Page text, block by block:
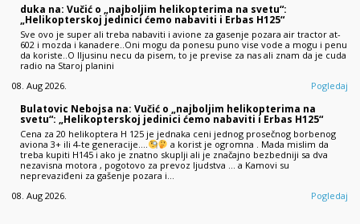
duka na: Vučić o „najboljim helikopterima na svetu“:
„Helikopterskoj jedinici ćemo nabaviti i Erbas H125“
Sve ovo je super ali treba nabaviti i avione za gasenje pozara air tractor at-
602 i mozda i kanadere..Oni mogu da ponesu puno vise vode a mogu i penu
da koriste..O Iljusinu necu da pisem, to je previse za nas ali znam da je cuda
radio na Staroj planini
08. Aug 2026.
Pogledaj
Bulatovic Nebojsa na: Vučić o „najboljim helikopterima na
svetu“: „Helikopterskoj jedinici ćemo nabaviti i Erbas H125“
Cena za 20 helikoptera H 125 je jednaka ceni jednog prosečnog borbenog
aviona 3+ ili 4-te generacije....
a korist je ogromna . Mada mislim da
treba kupiti H145 i ako je znatno skuplji ali je značajno bezbedniji sa dva
nezavisna motora , pogotovo za prevoz ljudstva ... a Kamovi su
neprevaziđeni za gašenje pozara i…
08. Aug 2026.
Pogledaj